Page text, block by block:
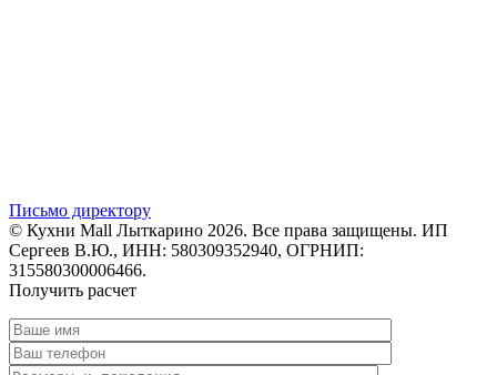
Письмо директору
© Кухни Mall Лыткарино 2026. Все права защищены. ИП
Сергеев В.Ю., ИНН: 580309352940, ОГРНИП:
315580300006466.
Получить расчет